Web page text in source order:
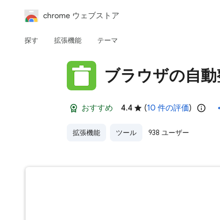
chrome ウェブストア
探す 拡張機能 テーマ
ブラウザの自
おすすめ 4.4 (10 件の評価)
拡張機能 ツール 938 ユーザー